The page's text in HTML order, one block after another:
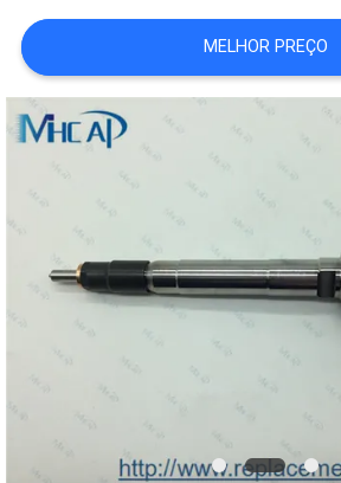
CITAÇÕES
MAPA
DO
PRIVACY
POLICY
MELHOR PREÇO